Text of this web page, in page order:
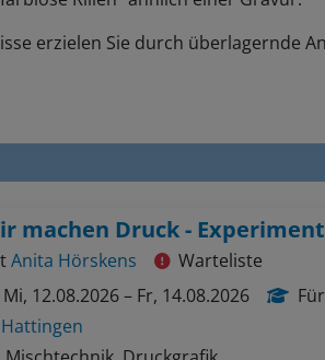
erzielen Sie durch überlagernde
Anita Hörskens
Warteliste
Mi, 12.08.2026 – Fr, 14.08.2026
Hattingen
Mischtechnik, Druckgrafik